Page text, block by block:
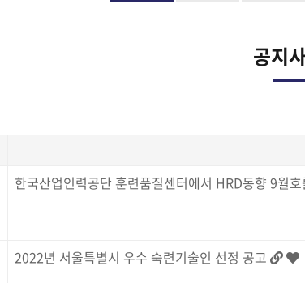
공지
한국산업인력공단 훈련품질센터에서 HRD동향 9월
2022년 서울특별시 우수 숙련기술인 선정 공고